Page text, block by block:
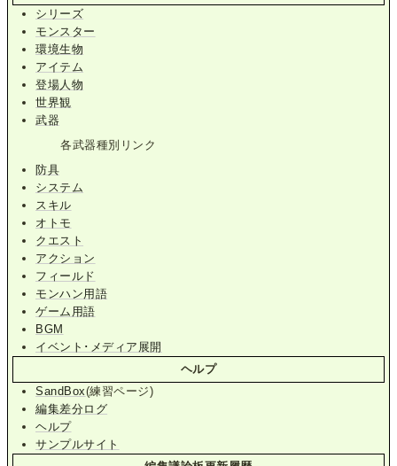
シリーズ
モンスター
環境生物
アイテム
登場人物
世界観
武器
各武器種別リンク
防具
システム
スキル
オトモ
クエスト
アクション
フィールド
モンハン用語
ゲーム用語
BGM
イベント･メディア展開
ヘルプ
SandBox(練習ページ)
編集差分ログ
ヘルプ
サンプルサイト